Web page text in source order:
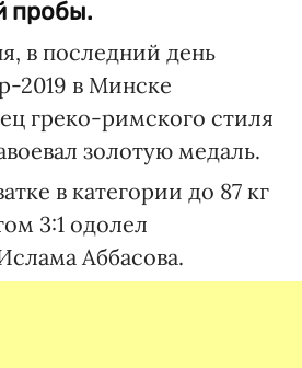
пробы.
в последний день
2019 в Минске
греко-римского стиля
золотую медаль.
в категории до 87 кг
3:1 одолел
Аббасова.